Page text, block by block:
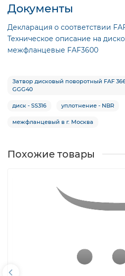
Документы
Декларация о соответствии
Техническое описание на
межфланцевые FAF3600
Затвор дисковый поворотный FAF
GGG40
диск - SS316 уплотнение - NBR
межфланцевый в г. Москва
Похожие товары